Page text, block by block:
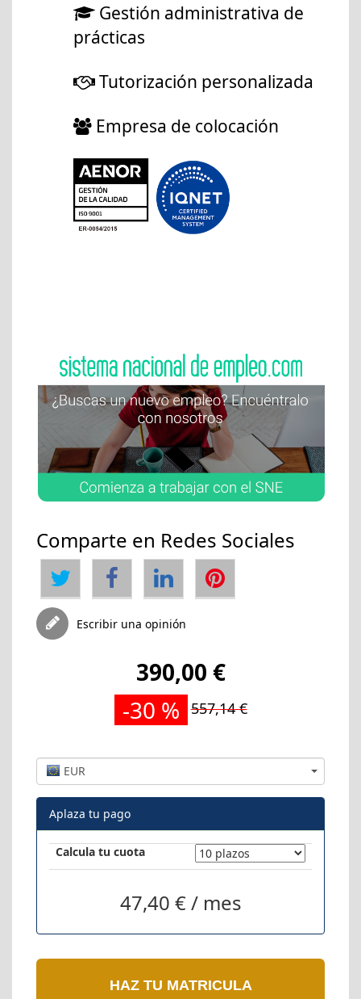
Gestión administrativa de
prácticas
Tutorización personalizada
Empresa de colocación
Comparte en Redes Sociales
Escribir una opinión
390,00 €
-30 %
557,14 €
EUR
Aplaza tu pago
Calcula tu cuota
47,40 € / mes
HAZ TU MATRICULA